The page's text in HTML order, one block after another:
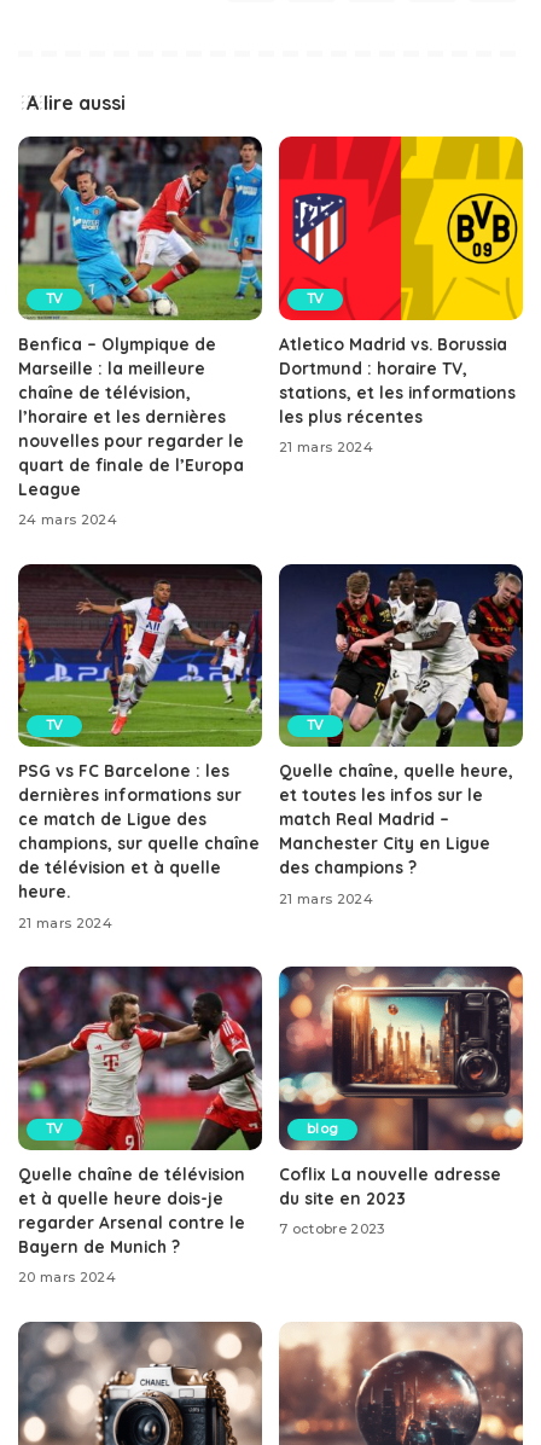
A lire aussi
TV
Benfica – Olympique de
Marseille : la meilleure
chaîne de télévision,
l’horaire et les dernières
nouvelles pour regarder le
quart de finale de l’Europa
League
24 mars 2024
TV
Atletico Madrid vs. Borussia
Dortmund : horaire TV,
stations, et les informations
les plus récentes
21 mars 2024
TV
PSG vs FC Barcelone : les
dernières informations sur
ce match de Ligue des
champions, sur quelle chaîne
de télévision et à quelle
heure.
21 mars 2024
TV
Quelle chaîne, quelle heure,
et toutes les infos sur le
match Real Madrid –
Manchester City en Ligue
des champions ?
21 mars 2024
TV
Quelle chaîne de télévision
et à quelle heure dois-je
regarder Arsenal contre le
Bayern de Munich ?
20 mars 2024
blog
Coflix La nouvelle adresse
du site en 2023
7 octobre 2023